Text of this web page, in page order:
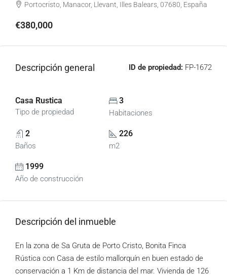
Portocristo, Manacor, Llevant, Illes Balears, 07680, España
€380,000
Descripción general ID de propiedad: FP-1672
Casa Rustica
Tipo de propiedad
3
Habitaciones
2
Baños
226
m2
1999
Año de construcción
Descripción del inmueble
En la zona de Sa Gruta de Porto Cristo, Bonita Finca
Rústica con Casa de estilo mallorquín en buen estado de
conservación a 1 Km de distancia del mar. Vivienda de 126